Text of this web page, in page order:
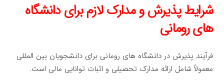
شرایط پذیرش و مدارک لازم برای دانشگاه
های رومانی
فرآیند پذیرش در دانشگاه های رومانی برای دانشجویان بین المللی
معمولاً شامل ارائه مدارک تحصیلی و اثبات توانایی مالی است.